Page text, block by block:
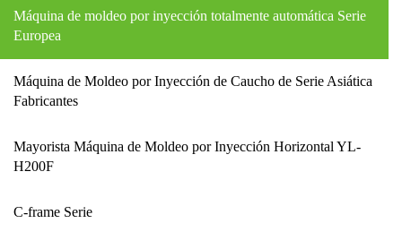
universidades de todo el
Máquina de moldeo por inyección totalmente automática Serie
Europea
Máquina de Moldeo por Inyección de Caucho de Serie Asiática
Fabricantes
Mayorista Máquina de Moldeo por Inyección Horizontal YL-
H200F
C-frame Serie